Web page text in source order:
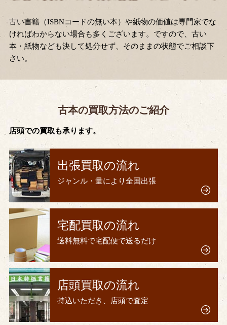
古い書籍（ISBNコードの無い本）や紙物の価値は専門家でな
ければわからない場合も多くございます。ですので、古い
本・紙物なども決して処分せず、そのままの状態でご相談下
さい。
古本の買取方法のご紹介
店頭での買取も承ります。
出張買取の流れ
ジャンル・量により全国出張
宅配買取の流れ
送料無料で宅配便で送るだけ
店頭買取の流れ
持込いただき、店頭で査定